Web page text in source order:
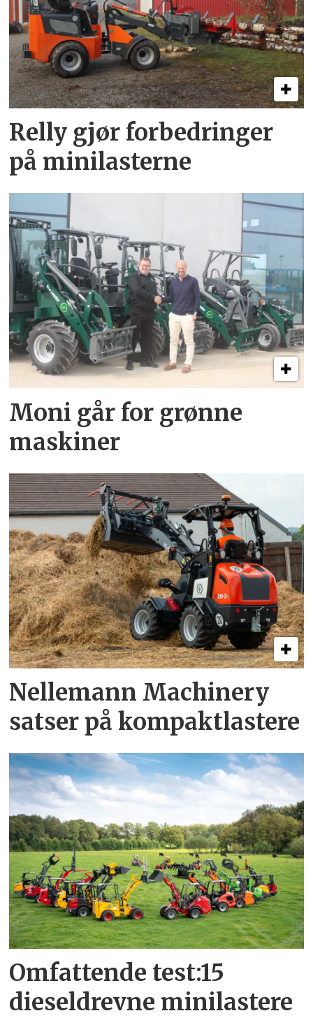
Relly gjør forbedringer
på minilasterne
Moni går for grønne
maskiner
Nellemann Machinery
satser på kompaktlastere
Omfattende test:15
dieseldrevne minilastere